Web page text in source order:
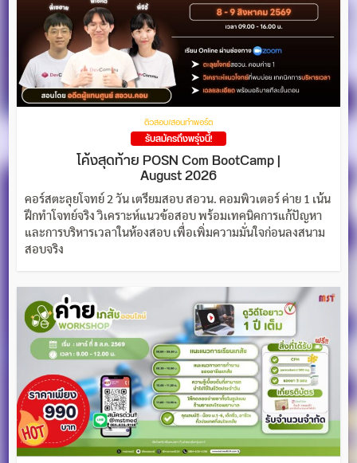
ติวสอบ/สอนทำพอร์ต
รับสมัครถึงพรุ่งนี้!
โค้งสุดท้าย POSN Com BootCamp |
August 2026
คอร์สตะลุยโจทย์ 2 วัน เตรียมสอบ สอวน. คอมพิวเตอร์ ค่าย 1 เน้น
ฝึกทำโจทย์จริง วิเคราะห์แนวข้อสอบ พร้อมเทคนิคการแก้ปัญหา
และการบริหารเวลาในห้องสอบ เพื่อเพิ่มความมั่นใจก่อนลงสนาม
สอบจริง